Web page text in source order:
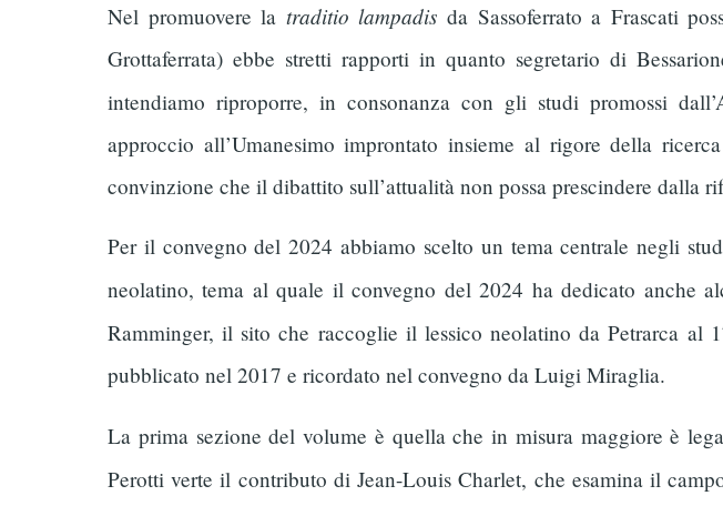
Nel promuovere la traditio lampadis da Sassoferrato a Frascati
Grottaferrata) ebbe stretti rapporti in quanto segretario di
intendiamo riproporre, in consonanza con gli studi promossi
approccio all’Umanesimo improntato insieme al rigore della
convinzione che il dibattito sull’attualità non possa prescindere dalla
Per il convegno del 2024 abbiamo scelto un tema centrale negli
neolatino, tema al quale il convegno del 2024 ha dedicato anche
Ramminger, il sito che raccoglie il lessico neolatino da Petrarca al
pubblicato nel 2017 e ricordato nel convegno da Luigi Miraglia.
La prima sezione del volume è quella che in misura maggiore è
Perotti verte il contributo di Jean-Louis Charlet, che esamina il